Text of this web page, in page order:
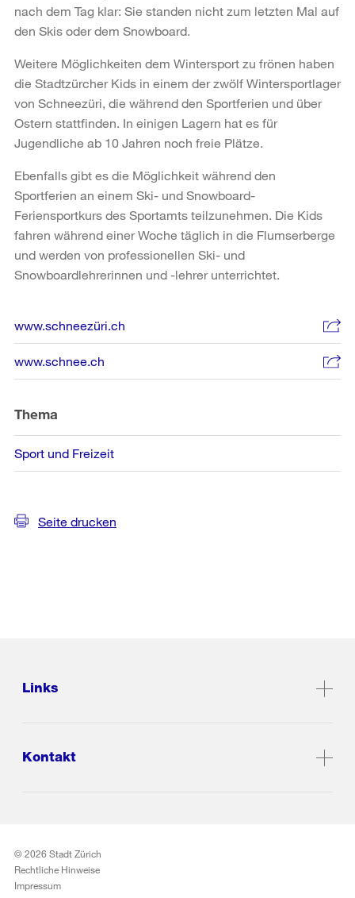
nach dem Tag klar: Sie standen nicht zum letzten Mal auf
den Skis oder dem Snowboard.
Weitere Möglichkeiten dem Wintersport zu frönen haben
die Stadtzürcher Kids in einem der zwölf Wintersportlager
von Schneezüri, die während den Sportferien und über
Ostern stattfinden. In einigen Lagern hat es für
Jugendliche ab 10 Jahren noch freie Plätze.
Ebenfalls gibt es die Möglichkeit während den
Sportferien an einem Ski- und Snowboard-
Feriensportkurs des Sportamts teilzunehmen. Die Kids
fahren während einer Woche täglich in die Flumserberge
und werden von professionellen Ski- und
Snowboardlehrerinnen und -lehrer unterrichtet.
Weitere
Informationen
www.schneezüri.ch
www.schnee.ch
Thema
Sport und Freizeit
Seite drucken
Links
Kontakt
© 2026 Stadt Zürich
Rechtliche Hinweise
Impressum